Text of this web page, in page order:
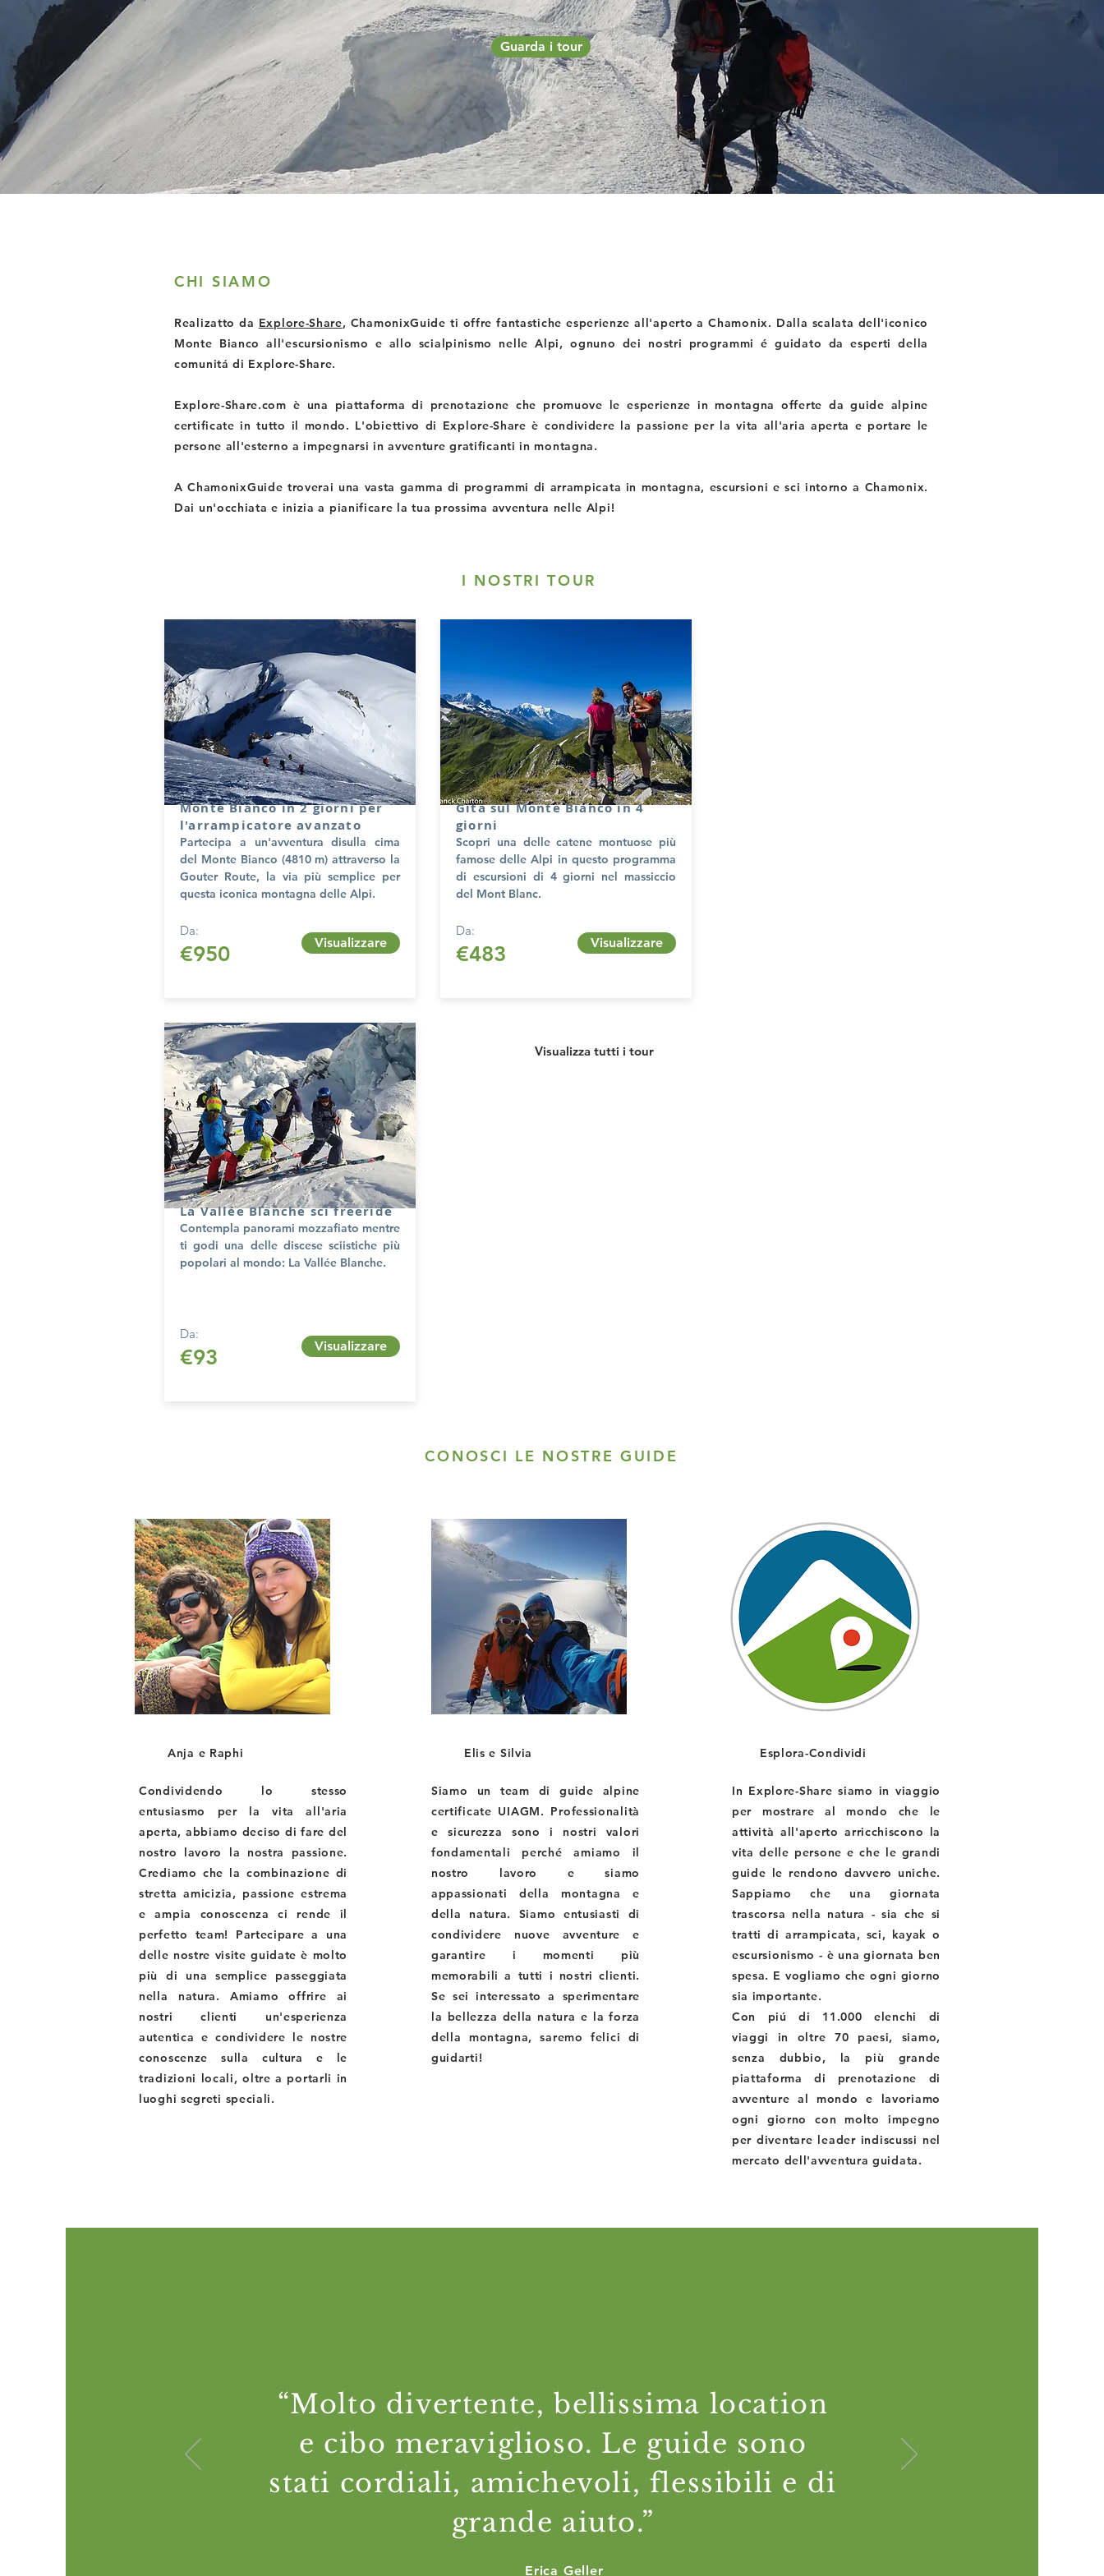
Guarda i tour
CHI SIAMO
Realizatto da Explore-Share, ChamonixGuide ti offre fantastiche esperienze all'aperto a Chamonix. Dalla scalata dell'iconico
Monte Bianco all'escursionismo e allo scialpinismo nelle Alpi, ognuno dei nostri programmi é guidato da esperti della
comunitá di Explore-Share.
Explore-Share.com è una piattaforma di prenotazione che promuove le esperienze in montagna offerte da guide alpine
certificate in tutto il mondo. L'obiettivo di Explore-Share è condividere la passione per la vita all'aria aperta e portare le
persone all'esterno a impegnarsi in avventure gratificanti in montagna.
A ChamonixGuide troverai una vasta gamma di programmi di arrampicata in montagna, escursioni e sci intorno a Chamonix.
Dai un'occhiata e inizia a pianificare la tua prossima avventura nelle Alpi!
I NOSTRI TOUR
Visualizza tutti i tour
Anja e Raphi
Condividendo lo stesso
entusiasmo per la vita all'aria
aperta, abbiamo deciso di fare del
nostro lavoro la nostra passione.
Crediamo che la combinazione di
stretta amicizia, passione estrema
e ampia conoscenza ci rende il
perfetto team! Partecipare a una
delle nostre visite guidate è molto
più di una semplice passeggiata
nella natura. Amiamo offrire ai
nostri clienti un'esperienza
autentica e condividere le nostre
conoscenze sulla cultura e le
tradizioni locali, oltre a portarli in
luoghi segreti speciali.
Elis e Silvia
Siamo un team di guide alpine
certificate UIAGM. Professionalità
e sicurezza sono i nostri valori
fondamentali perché amiamo il
nostro lavoro e siamo
appassionati della montagna e
della natura. Siamo entusiasti di
condividere nuove avventure e
garantire i momenti più
memorabili a tutti i nostri clienti.
Se sei interessato a sperimentare
la bellezza della natura e la forza
della montagna, saremo felici di
guidarti!
Esplora-Condividi
In Explore-Share siamo in viaggio
per mostrare al mondo che le
attività all'aperto arricchiscono la
vita delle persone e che le grandi
guide le rendono davvero uniche.
Sappiamo che una giornata
trascorsa nella natura - sia che si
tratti di arrampicata, sci, kayak o
escursionismo - è una giornata ben
spesa. E vogliamo che ogni giorno
sia importante.
Con piú di 11.000 elenchi di
viaggi in oltre 70 paesi, siamo,
senza dubbio, la più grande
piattaforma di prenotazione di
avventure al mondo e lavoriamo
ogni giorno con molto impegno
per diventare leader indiscussi nel
mercato dell'avventura guidata.
CONOSCI LE NOSTRE GUIDE
Monte Bianco in 2 giorni per
l'arrampicatore avanzato
Partecipa a un'avventura disulla cima
del Monte Bianco (4810 m) attraverso la
Gouter Route, la via più semplice per
questa iconica montagna delle Alpi.
Da:
€950 Visualizzare
Gita sul Monte Bianco in 4
giorni
Scopri una delle catene montuose più
famose delle Alpi in questo programma
di escursioni di 4 giorni nel massiccio
del Mont Blanc.
Da:
€483 Visualizzare
La Vallée Blanche sci freeride
Contempla panorami mozzafiato mentre
ti godi una delle discese sciistiche più
popolari al mondo: La Vallée Blanche.
Da:
€93 Visualizzare
“Molto divertente, bellissima location
e cibo meraviglioso. Le guide sono
stati cordiali, amichevoli, flessibili e di
grande aiuto.”
Erica Geller